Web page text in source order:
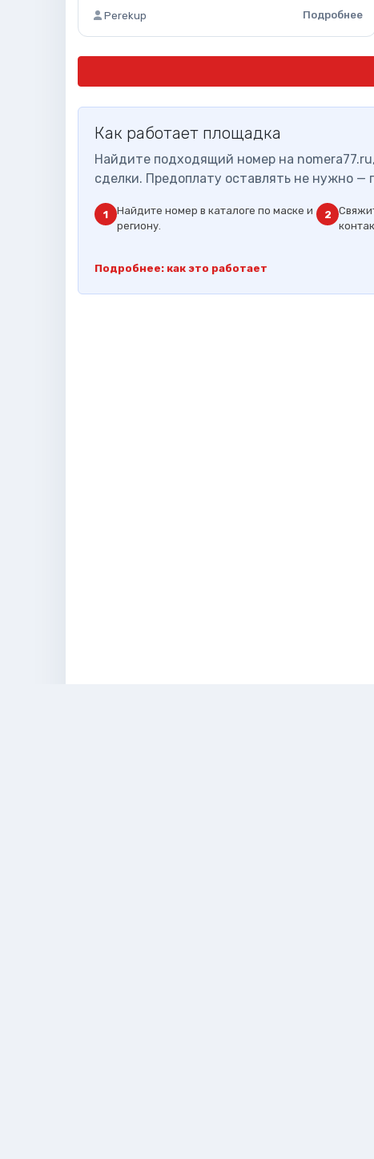
Perekup Подробнее
Как работает площадка
Найдите подходящий номер на
сделки. Предоплату оставлять не нужно —
1
Найдите номер в каталоге по маске и
региону.
2
Подробнее: как это работает